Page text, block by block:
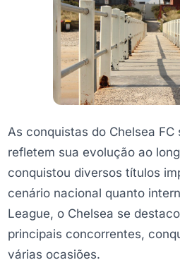
As conquistas do Chelsea
refletem sua evolução ao
conquistou diversos títulos
cenário nacional quanto
League, o Chelsea se
principais concorrentes,
várias ocasiões.